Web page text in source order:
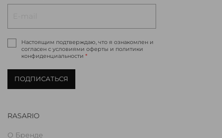
RASARIO
О Бренде
Настоящим подтверждаю, что я ознакомлен и
согласен с условиями оферты и политики
конфиденциальности *
ПОДПИСАТЬСЯ